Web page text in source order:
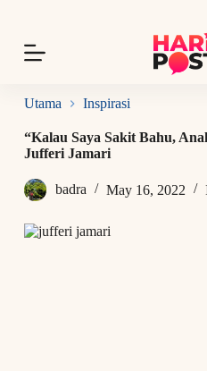
p
o
n
Utama Inspirasi
“Kalau Saya Sakit Bahu,
Jufferi Jamari
badra May 16, 2022